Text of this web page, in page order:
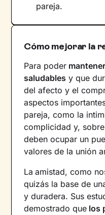
pareja.
Cómo mejorar la
Para poder
saludables y que
del afecto y el
aspectos
pareja, como la
complicidad y,
deben ocupar un
valores de la unión
La amistad, como
quizás la base de
y duradera. Sus
demostrado que los